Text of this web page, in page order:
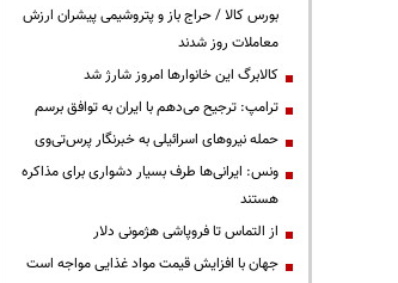
بورس کالا / حراج باز و پتروشیمی پیشران ارزش
معاملات روز شدند
کالابرگ این خانوارها امروز شارژ شد
ترامپ: ترجیح می‌دهم با ایران به توافق برسم
حمله نیروهای اسرائیلی به خبرنگار پرس‌تی‌وی
ونس: ایرانی‌ها طرف بسیار دشواری برای مذاکره
هستند
از التماس تا فروپاشی هژمونی دلار
جهان با افزایش قیمت مواد غذایی مواجه است